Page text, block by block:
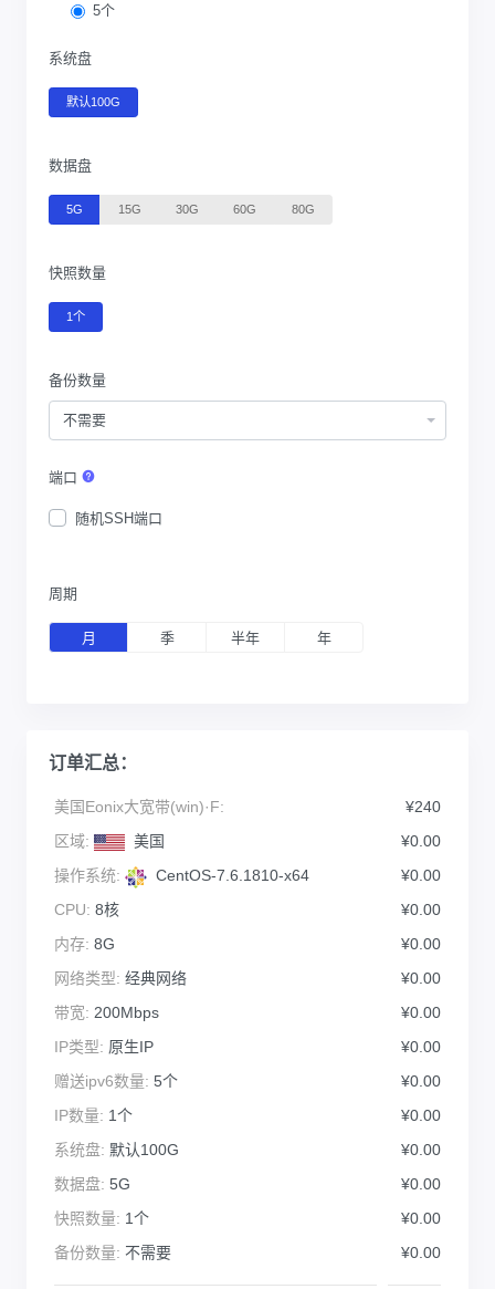
5个
系统盘
默认100G
数据盘
5G 15G 30G 60G 80G
快照数量
1个
备份数量
不需要
端口
随机SSH端口
周期
月 季 半年 年
订单汇总：
美国Eonix大宽带(win)·F:
¥240
区域:
美国
¥0.00
操作系统:
CentOS-7.6.1810-x64
¥0.00
CPU: 8核
¥0.00
内存: 8G
¥0.00
网络类型: 经典网络
¥0.00
带宽: 200Mbps
¥0.00
IP类型: 原生IP
¥0.00
赠送ipv6数量: 5个
¥0.00
IP数量: 1个
¥0.00
系统盘: 默认100G
¥0.00
数据盘: 5G
¥0.00
快照数量: 1个
¥0.00
备份数量: 不需要 ¥0.00